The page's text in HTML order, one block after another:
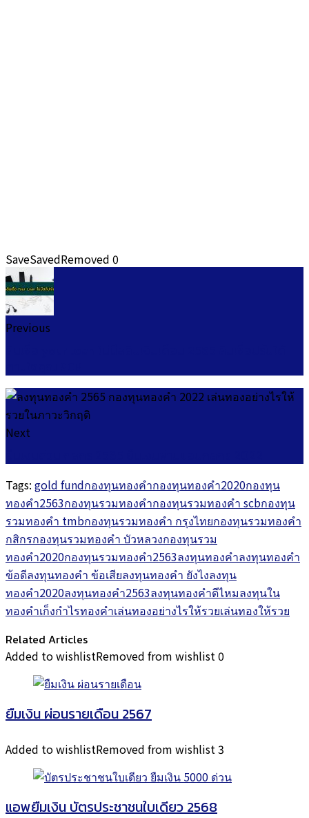
SaveSavedRemoved 0
Previous
Next
Tags: gold fundกองทุนทองคำกองทุนทองคำ2020กองทุน
ทองคำ2563กองทุนรวมทองคำกองทุนรวมทองคำ scbกองทุน
รวมทองคำ tmbกองทุนรวมทองคำ กรุงไทยกองทุนรวมทองคำ
กสิกรกองทุนรวมทองคำ บัวหลวงกองทุนรวม
ทองคำ2020กองทุนรวมทองคำ2563ลงทุนทองคำลงทุนทองคำ
ข้อดีลงทุนทองคำ ข้อเสียลงทุนทองคำ ยังไงลงทุน
ทองคำ2020ลงทุนทองคำ2563ลงทุนทองคำดีไหมลงทุนใน
ทองคำเก็งกำไรทองคำเล่นทองอย่างไรให้รวยเล่นทองให้รวย
Related Articles
Added to wishlistRemoved from wishlist0
ยืมเงิน ผ่อนรายเดือน 2567
Added to wishlistRemoved from wishlist3
แอพยืมเงิน บัตรประชาชนใบเดียว 2568